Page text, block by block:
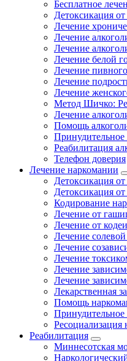
Бесплатное
Детоксикация от
Лечение
Лечение
Лечение
Лечение белой
Лечение
Лечение
Лечение
Метод Шичко:
Лечение
Помощь
Принудительное
Реабилитация
Телефон доверия
Лечение наркомании
Детоксикация
Детоксикация
Кодирование
Лечение от
Лечение от
Лечение
Лечение
Лечение
Лечение
Лечение
Лекарственная
Помощь
Принудительное
Ресоциализация
Реабилитация
Миннесотская